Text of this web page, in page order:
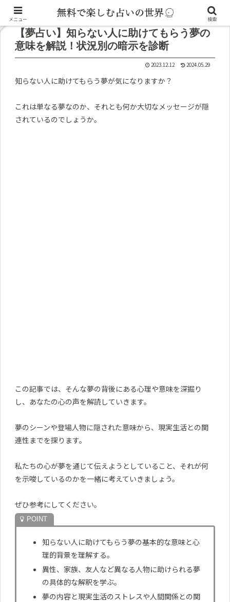
記事内に広告が含まれています。
【夢占い】知らない人に助けてもらう夢の
意味を解説！状況別の暗示を診断
2023.12.12 2024.05.29
知らない人に助けてもらう夢が気になりますか？
これは単なる夢なのか、それとも何か大切なメッセージが隠
されているのでしょうか。
この記事では、そんな夢の背後にある心理や意味を深掘り
し、あなたの心の声を解読していきます。
夢のシーンや登場人物に隠された意味から、現実生活との関
連性までを探ります。
私たちの心が夢を通じて伝えようとしていること、それが何
を示唆しているのかを一緒に考えていきましょう。
ぜひ参考にしてください。
知らない人に助けてもらう夢の基本的な意味と心
理的背景を理解する。
異性、家族、友人など異なる人物に助けられる夢
の具体的な解釈を学ぶ。
夢の内容と現実生活のストレスや人間関係との関
メニュー 検索